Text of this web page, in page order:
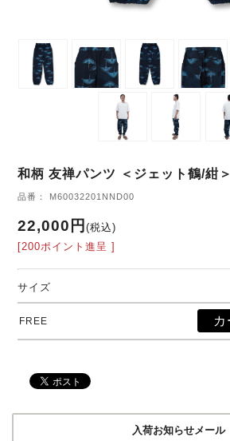
和柄 友禅パンツ ＜ジェット鶴/紺＞
品番： M60032201NND00
22,000円(税込)
[200ポイント進呈 ]
サイズ
FREE
入荷お知らせメール